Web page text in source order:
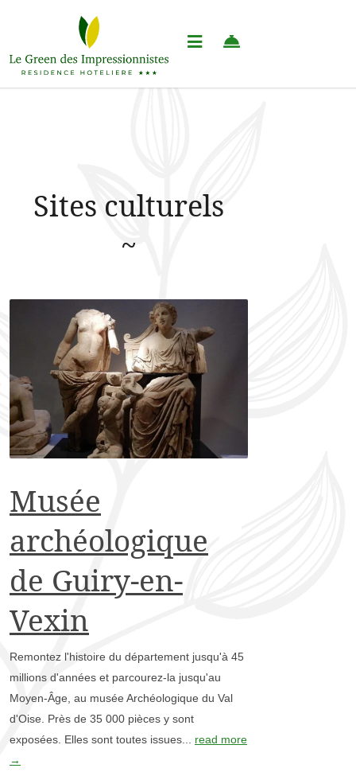
Sites culturels
Musée
archéologique
de Guiry-en-
Vexin
Remontez l'histoire du département jusqu'à 45
millions d'années et parcourez-la jusqu'au
Moyen-Âge, au musée Archéologique du Val
d'Oise. Près de 35 000 pièces y sont
exposées. Elles sont toutes issues... read more
→